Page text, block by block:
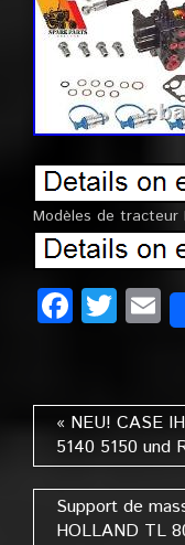
Modèles de
« NEU! CASE
5140 5150 und
Support de
HOLLAND TL